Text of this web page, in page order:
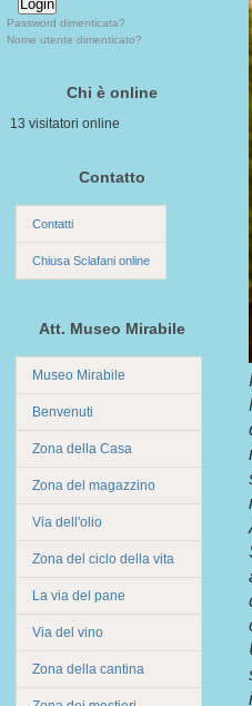
Password dimenticata?
Nome utente dimenticato?
Chi è online
13 visitatori online
Contatto
Contatti
Chiusa Sclafani online
Att. Museo Mirabile
Museo Mirabile
Benvenuti
Zona della Casa
Zona del magazzino
Via dell'olio
Zona del ciclo della vita
La via del pane
Via del vino
Zona della cantina